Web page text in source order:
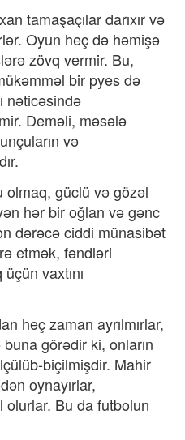
tamaşaçılar darıxır və
Oyun heç də həmişə
zövq vermir. Bu,
bir pyes də
nəticəsində
Deməli, məsələ
və
olmaq, güclü və gözəl
hər bir oğlan və gənc
dərəcə ciddi münasibət
etmək, fəndləri
vaxtını
heç zaman ayrılmırlar,
görədir ki, onların
biçilmişdir. Mahir
oynayırlar,
olurlar. Bu da futbolun